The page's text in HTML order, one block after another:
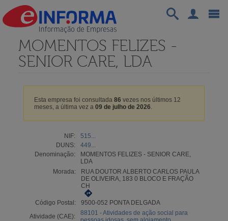
MOMENTOS FELIZES -
SENIOR CARE, LDA
Esta empresa foi consultada 86 vezes nos últimos 12
meses, a última vez a 09 de julho de 2026.
NIF:
515...
DUNS:
449...
Denominação:
MOMENTOS FELIZES - SENIOR CARE,
LDA
Morada:
RUA DOUTOR ALBERTO CARLOS PAULA
DE OLIVEIRA, 183 0 BLOCO E FRAÇÃO
CH
Código Postal:
9500-052 PONTA DELGADA
Atividade (CAE):
88101 - Atividades de ação social para